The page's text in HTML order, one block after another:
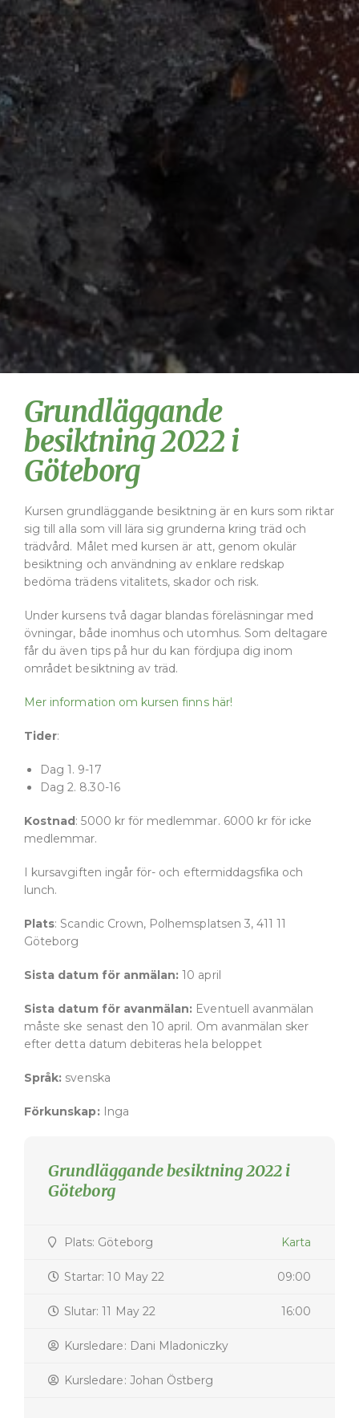
Grundläggande
besiktning 2022 i
Göteborg
Kursen grundläggande besiktning är en kurs som riktar
sig till alla som vill lära sig grunderna kring träd och
trädvård. Målet med kursen är att, genom okulär
besiktning och användning av enklare redskap
bedöma trädens vitalitets, skador och risk.
Under kursens två dagar blandas föreläsningar med
övningar, både inomhus och utomhus. Som deltagare
får du även tips på hur du kan fördjupa dig inom
området besiktning av träd.
Mer information om kursen finns här!
Tider:
Dag 1. 9-17
Dag 2. 8.30-16
Kostnad: 5000 kr för medlemmar. 6000 kr för icke
medlemmar.
I kursavgiften ingår för- och eftermiddagsfika och
lunch.
Plats: Scandic Crown, Polhemsplatsen 3, 411 11
Göteborg
Sista datum för anmälan:10 april
Sista datum för avanmälan: Eventuell avanmälan
måste ske senast den 10 april. Om avanmälan sker
efter detta datum debiteras hela beloppet
Språk: svenska
Förkunskap: Inga
Grundläggande besiktning 2022 i
Göteborg
Plats: Göteborg Karta
Startar: 10 May 22 09:00
Slutar: 11 May 22 16:00
Kursledare: Dani Mladoniczky
Kursledare: Johan Östberg